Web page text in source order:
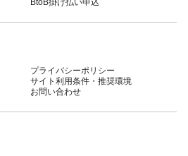
BtoB掛け払い申込
プライバシーポリシー
サイト利用条件・推奨環境
お問い合わせ